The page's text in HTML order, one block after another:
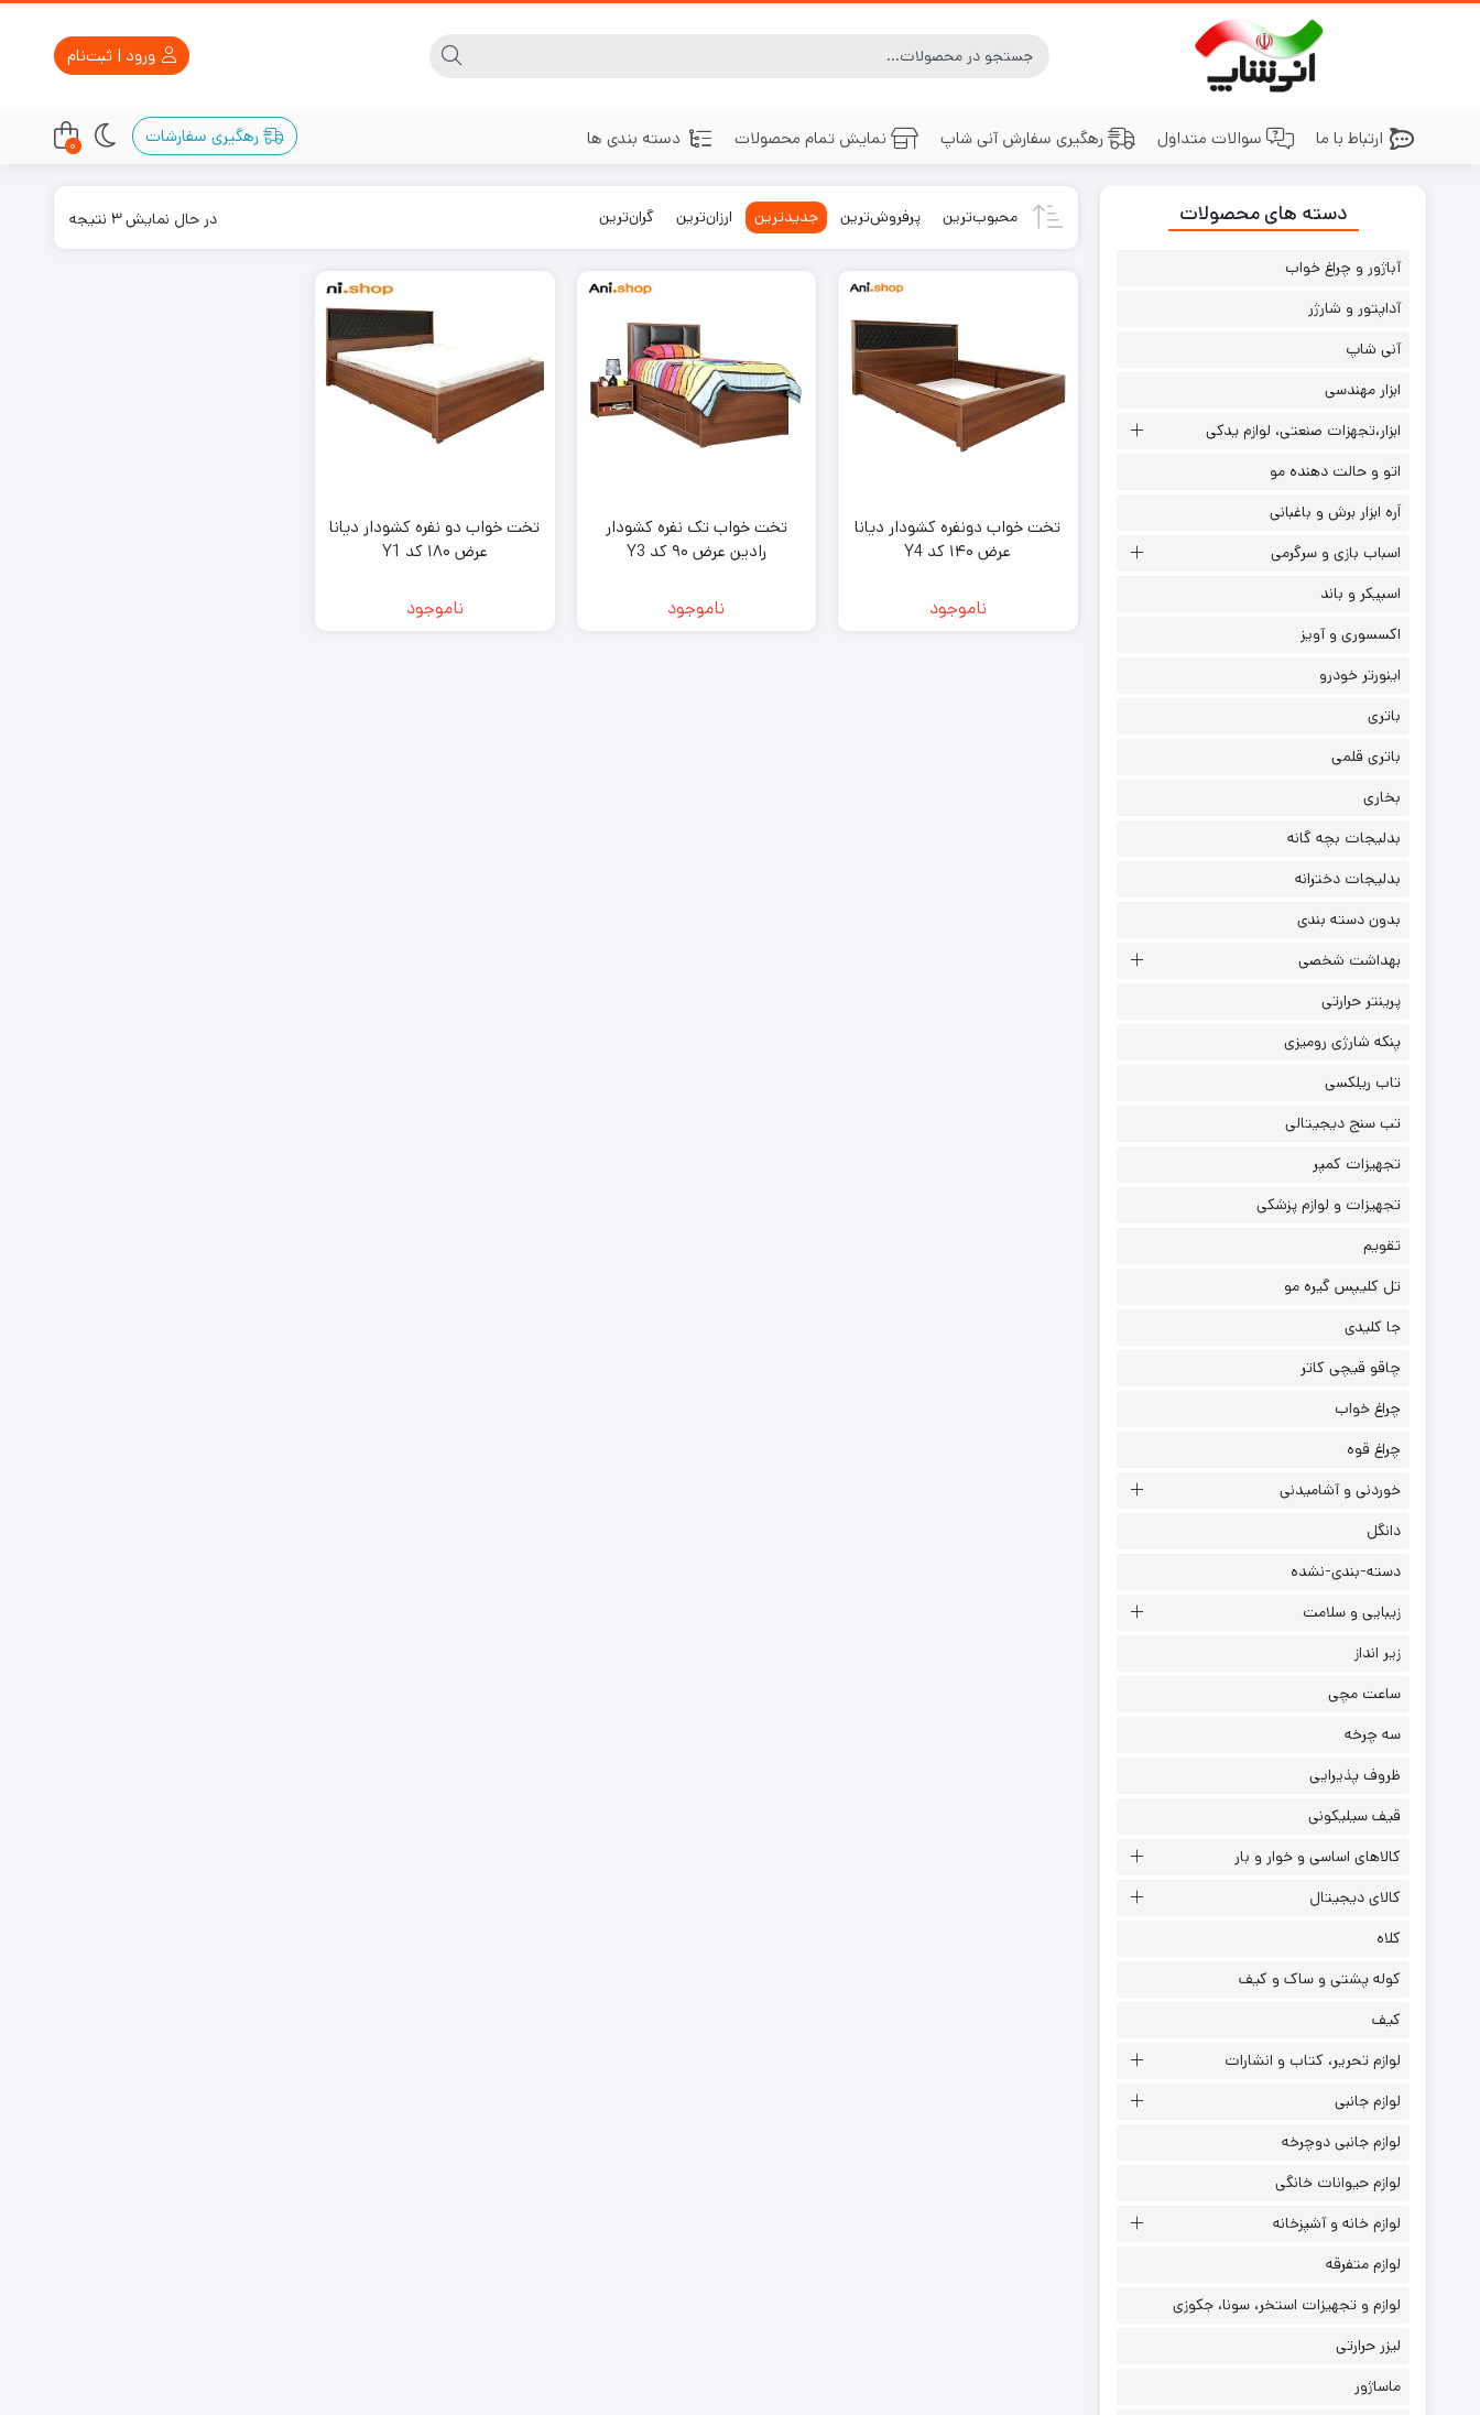
ورود | ثبت‌نام
ارتباط با ما سوالات متداول رهگیری سفارش آنی شاپ نمایش تمام محصولات دسته بندی ها رهگیری سفارشات 0
محبوب‌ترین پرفروش‌ترین جدیدترین ارزان‌ترین گران‌ترین در حال نمایش 3 نتیجه
Sorted
تخت خواب دونفره کشودار دیانا
عرض ۱۴۰ کد Y4
ناموجود
تخت خواب تک نفره کشودار
رادین عرض ۹۰ کد Y3
ناموجود
تخت خواب دو نفره کشودار دیانا
عرض ۱۸۰ کد Y1
ناموجود
دسته های محصولات
آباژور و چراغ خواب
آداپتور و شارژر
آنی شاپ
ابزار مهندسی
ابزار،تجهزات صنعتی، لوازم یدکی
اتو و حالت دهنده مو
اَره ابزار برش و باغبانی
اسباب بازی و سرگرمی
اسپیکر و باند
اکسسوری و آویز
اینورتر خودرو
باتری
باتری قلمی
بخاری
بدلیجات بچه گانه
بدلیجات دخترانه
بدون دسته بندی
بهداشت شخصی
پرینتر حرارتی
پنکه شارژی رومیزی
تاب ریلکسی
تب سنج دیجیتالی
تجهیزات کمپر
تجهیزات و لوازم پزشکی
تقویم
تل کلیپس گیره مو
جا کلیدی
چاقو قیچی کاتر
چراغ خواب
چراغ قوه
خوردنی و آشامیدنی
دانگل
دسته-بندی-نشده
زیبایی و سلامت
زیر انداز
ساعت مچی
سه چرخه
ظروف پذیرایی
قیف سیلیکونی
کالاهای اساسی و خوار و بار
کالای دیجیتال
کلاه
کوله پشتی و ساک و کیف
کیف
لوازم تحریر، کتاب و انشارات
لوازم جانبی
لوازم جانبی دوچرخه
لوازم حیوانات خانگی
لوازم خانه و آشپزخانه
لوازم متفرقه
لوازم و تجهیزات استخر، سونا، جکوزی
لیزر حرارتی
ماساژور